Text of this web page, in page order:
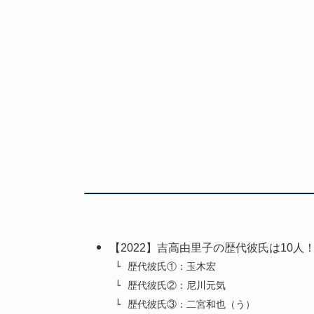
【2022】吉高由里子の歴代彼氏は10人
歴代彼氏①：玉木宏
歴代彼氏②：尼川元気
歴代彼氏③：二宮和也（う）